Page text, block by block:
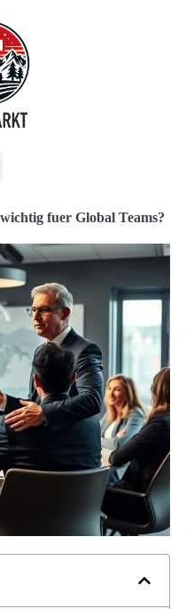
fuer Global Teams?